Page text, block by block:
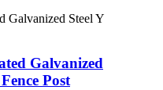
Galvanized
Post